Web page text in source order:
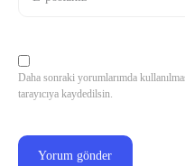
Daha sonraki yorumlarımda
tarayıcıya kaydedilsin.